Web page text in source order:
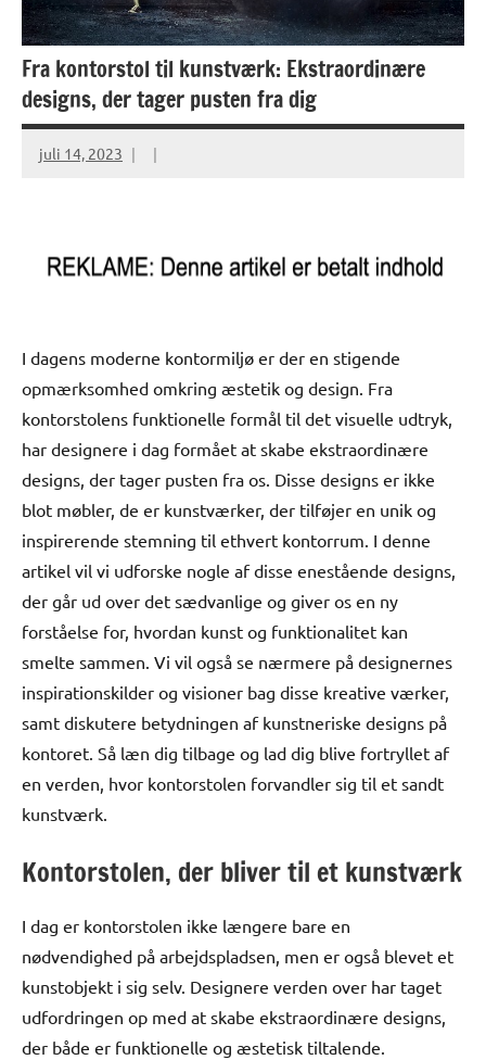
Fra kontorstol til kunstværk: Ekstraordinære
designs, der tager pusten fra dig
juli 14, 2023
I dagens moderne kontormiljø er der en stigende
opmærksomhed omkring æstetik og design. Fra
kontorstolens funktionelle formål til det visuelle udtryk,
har designere i dag formået at skabe ekstraordinære
designs, der tager pusten fra os. Disse designs er ikke
blot møbler, de er kunstværker, der tilføjer en unik og
inspirerende stemning til ethvert kontorrum. I denne
artikel vil vi udforske nogle af disse enestående designs,
der går ud over det sædvanlige og giver os en ny
forståelse for, hvordan kunst og funktionalitet kan
smelte sammen. Vi vil også se nærmere på designernes
inspirationskilder og visioner bag disse kreative værker,
samt diskutere betydningen af kunstneriske designs på
kontoret. Så læn dig tilbage og lad dig blive fortryllet af
en verden, hvor kontorstolen forvandler sig til et sandt
kunstværk.
Kontorstolen, der bliver til et kunstværk
I dag er kontorstolen ikke længere bare en
nødvendighed på arbejdspladsen, men er også blevet et
kunstobjekt i sig selv. Designere verden over har taget
udfordringen op med at skabe ekstraordinære designs,
der både er funktionelle og æstetisk tiltalende.